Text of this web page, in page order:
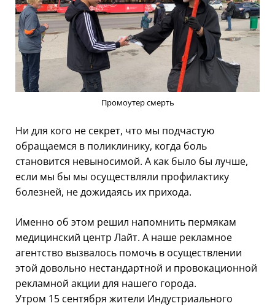
Промоутер смерть
Ни для кого не секрет, что мы подчастую
обращаемся в поликлинику, когда боль
становится невыносимой. А как было бы лучше,
если мы бы мы осуществляли профилактику
болезней, не дожидаясь их прихода.
Именно об этом решил напомнить пермякам
медицинский центр Лайт. А наше рекламное
агентство вызвалось помочь в осуществлении
этой довольно нестандартной и провокационной
рекламной акции для нашего города.
Утром 15 сентября жители Индустриального